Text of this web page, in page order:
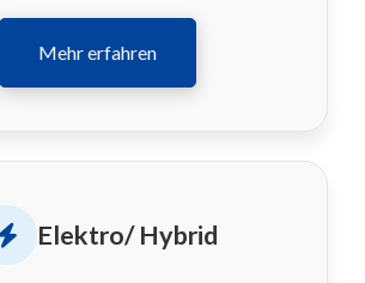
Mehr erfahren
Elektro/ Hybrid